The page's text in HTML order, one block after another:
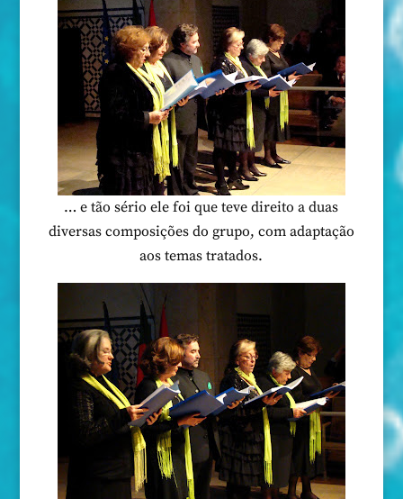
… e tão sério ele foi que teve direito a duas
diversas composições do grupo, com adaptação
aos temas tratados.